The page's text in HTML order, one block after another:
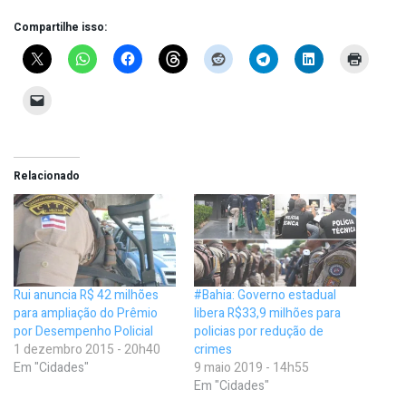
Compartilhe isso:
Relacionado
Rui anuncia R$ 42 milhões
para ampliação do Prêmio
por Desempenho Policial
1 dezembro 2015 - 20h40
Em "Cidades"
#Bahia: Governo estadual
libera R$33,9 milhões para
policias por redução de
crimes
9 maio 2019 - 14h55
Em "Cidades"